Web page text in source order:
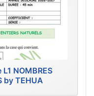
NOMBRES
by TEHUA